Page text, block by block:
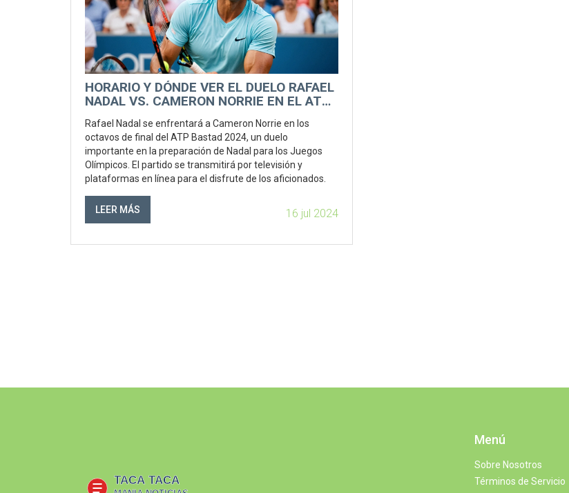
HORARIO Y DÓNDE VER EL DUELO RAFAEL
NADAL VS. CAMERON NORRIE EN EL ATP
Rafael Nadal se enfrentará a Cameron Norrie en los
octavos de final del ATP Bastad 2024, un duelo
importante en la preparación de Nadal para los Juegos
Olímpicos. El partido se transmitirá por televisión y
plataformas en línea para el disfrute de los aficionados.
LEER MÁS 16 jul 2024
Menú
Sobre Nosotros
Términos de Servicio